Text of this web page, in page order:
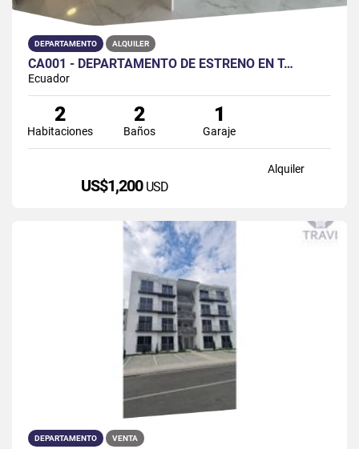
DEPARTAMENTO ALQUILER
CA001 - DEPARTAMENTO DE ESTRENO EN T…
Ecuador
2
Habitaciones
2
Baños
1
Garaje
Alquiler
US$1,200 USD
DEPARTAMENTO VENTA